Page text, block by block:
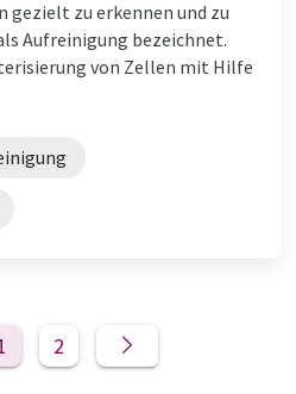
gezielt zu erkennen und zu
Aufreinigung bezeichnet.
von Zellen mit Hilfe
2